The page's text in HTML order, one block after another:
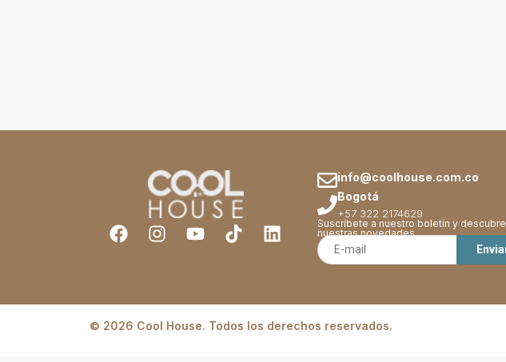
info@coolhouse.com.co
Bogotá
+57 322 2174629
Suscríbete a nuestro boletín y descubre
nuestras novedades.
© 2026 Cool House. Todos los derechos reservados.